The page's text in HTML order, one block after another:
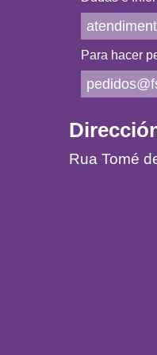
Para hacer
Rua Tomé